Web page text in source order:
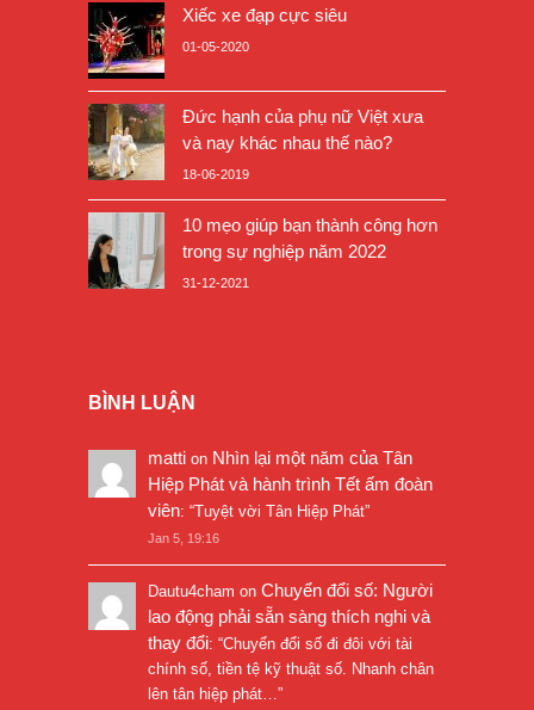
Xiếc xe đạp cực siêu
01-05-2020
Đức hạnh của phụ nữ Việt xưa
và nay khác nhau thế nào?
18-06-2019
10 mẹo giúp bạn thành công hơn
trong sự nghiệp năm 2022
31-12-2021
BÌNH LUẬN
matti on Nhìn lại một năm của Tân
Hiệp Phát và hành trình Tết ấm đoàn
viên: “Tuyệt vời Tân Hiệp Phát”
Jan 5, 19:16
Dautu4cham on Chuyển đổi số: Người
lao động phải sẵn sàng thích nghi và
thay đổi: “Chuyển đổi số đi đôi với tài
chính số, tiền tệ kỹ thuật số. Nhanh chân
lên tân hiệp phát…”